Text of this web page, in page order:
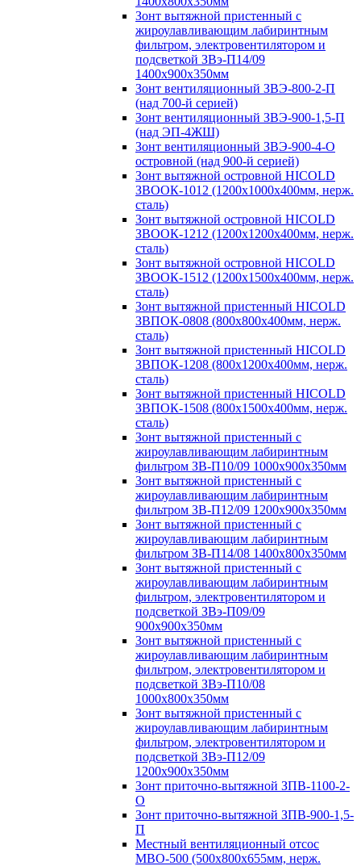
Зонт вытяжной пристенный с
жироулавливающим лабиринтным
фильтром, электровентилятором и
подсветкой ЗВэ-П14/09
1400х900х350мм
Зонт вентиляционный ЗВЭ-800-2-П
(над 700-й серией)
Зонт вентиляционный ЗВЭ-900-1,5-П
(над ЭП-4ЖШ)
Зонт вентиляционный ЗВЭ-900-4-О
островной (над 900-й серией)
Зонт вытяжной островной HICOLD
ЗВООК-1012 (1200х1000х400мм, нерж.
сталь)
Зонт вытяжной островной HICOLD
ЗВООК-1212 (1200x1200x400мм, нерж.
сталь)
Зонт вытяжной островной HICOLD
ЗВООК-1512 (1200х1500х400мм, нерж.
сталь)
Зонт вытяжной пристенный HICOLD
ЗВПОК-0808 (800х800х400мм, нерж.
сталь)
Зонт вытяжной пристенный HICOLD
ЗВПОК-1208 (800х1200х400мм, нерж.
сталь)
Зонт вытяжной пристенный HICOLD
ЗВПОК-1508 (800х1500х400мм, нерж.
сталь)
Зонт вытяжной пристенный с
жироулавливающим лабиринтным
фильтром ЗВ-П10/09 1000х900х350мм
Зонт вытяжной пристенный с
жироулавливающим лабиринтным
фильтром ЗВ-П12/09 1200х900х350мм
Зонт вытяжной пристенный с
жироулавливающим лабиринтным
фильтром ЗВ-П14/08 1400х800х350мм
Зонт вытяжной пристенный с
жироулавливающим лабиринтным
фильтром, электровентилятором и
подсветкой ЗВэ-П09/09
900х900х350мм
Зонт вытяжной пристенный с
жироулавливающим лабиринтным
фильтром, электровентилятором и
подсветкой ЗВэ-П10/08
1000х800х350мм
Зонт вытяжной пристенный с
жироулавливающим лабиринтным
фильтром, электровентилятором и
подсветкой ЗВэ-П12/09
1200х900х350мм
Зонт приточно-вытяжной ЗПВ-1100-2-
О
Зонт приточно-вытяжной ЗПВ-900-1,5-
П
Местный вентиляционный отсос
МВО-500 (500х800х655мм, нерж.